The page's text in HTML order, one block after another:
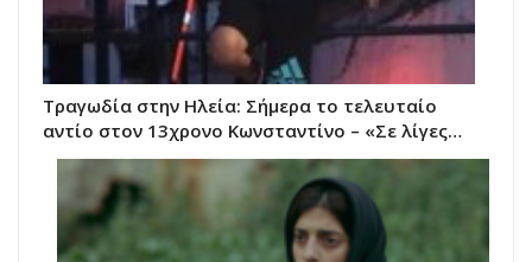
Τραγωδία στην Ηλεία: Σήμερα το τελευταίο
αντίο στον 13χρονο Κωνσταντίνο – «Σε λίγες…